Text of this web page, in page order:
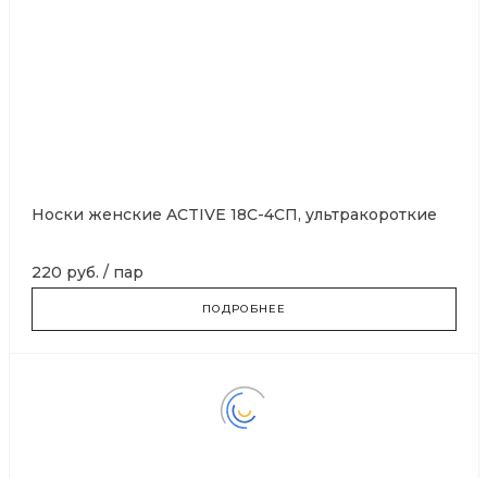
Носки женские ACTIVE 18С-4СП, ультракороткие
220 руб. / пар
ПОДРОБНЕЕ